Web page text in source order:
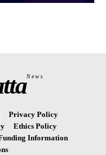
News
Privacy Policy
Ethics Policy
Information